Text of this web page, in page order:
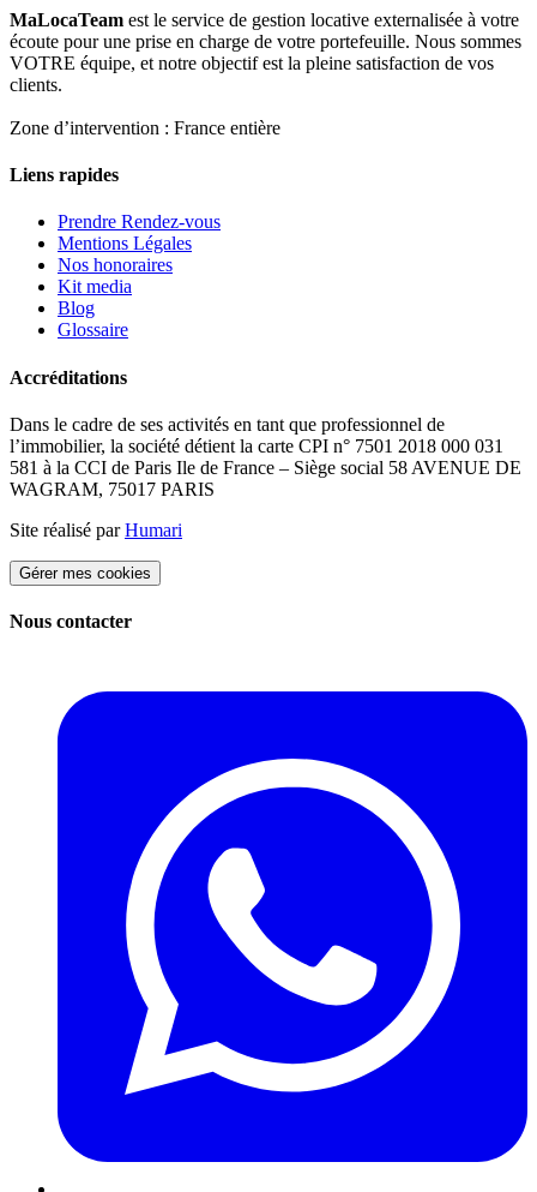
MaLocaTeam est le service de gestion locative externalisée à votre
écoute pour une prise en charge de votre portefeuille. Nous sommes
VOTRE équipe, et notre objectif est la pleine satisfaction de vos
clients.
Zone d’intervention : France entière
Liens rapides
Prendre Rendez-vous
Mentions Légales
Nos honoraires
Kit media
Blog
Glossaire
Accréditations
Dans le cadre de ses activités en tant que professionnel de
l’immobilier, la société détient la carte CPI n° 7501 2018 000 031
581 à la CCI de Paris Ile de France – Siège social 58 AVENUE DE
WAGRAM, 75017 PARIS
Site réalisé parHumari
Gérer mes cookies
Nous contacter